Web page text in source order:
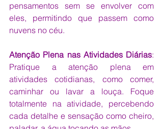
pensamentos sem se envolver com
eles, permitindo que passem como
nuvens no céu.
Atenção Plena nas Atividades Diárias:
Pratique a atenção plena em
atividades cotidianas, como comer,
caminhar ou lavar a louça. Foque
totalmente na atividade, percebendo
cada detalhe e sensação como cheiro,